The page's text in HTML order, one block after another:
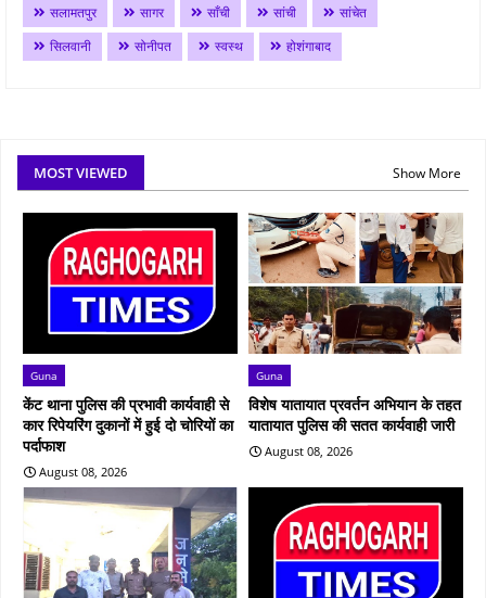
सलामतपुर
सागर साँची सांची
सांचेत
सिलवानी
सोनीपत स्वस्थ होशंगाबाद
MOST VIEWED Show More
Guna
केंट थाना पुलिस की प्रभावी कार्यवाही से
कार रिपेयरिंग दुकानों में हुई दो चोरियों का
पर्दाफाश
August 08, 2026
Guna
विशेष यातायात प्रवर्तन अभियान के तहत
यातायात पुलिस की सतत कार्यवाही जारी
August 08, 2026